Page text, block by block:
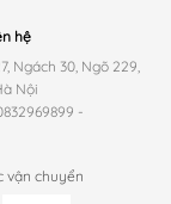
hệ
Ngách 30, Ngõ 229,
Nội
-
vận chuyển